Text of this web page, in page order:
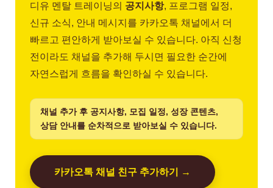
디유 멘탈 트레이닝의 공지사항, 프로그램 일정,
신규 소식, 안내 메시지를 카카오톡 채널에서 더
빠르고 편안하게 받아보실 수 있습니다. 아직 신청
전이라도 채널을 추가해 두시면 필요한 순간에
자연스럽게 흐름을 확인하실 수 있습니다.
채널 추가 후 공지사항, 모집 일정, 성장 콘텐츠,
상담 안내를 순차적으로 받아보실 수 있습니다.
카카오톡 채널 친구 추가하기 →